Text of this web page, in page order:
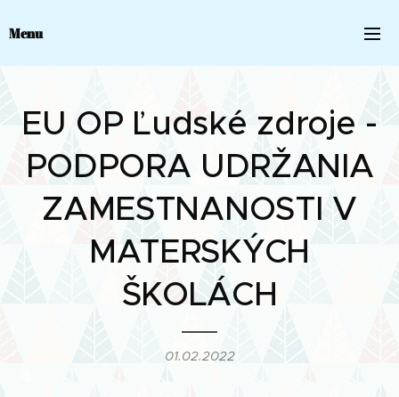
Menu
EU OP Ľudské zdroje -
PODPORA UDRŽANIA
ZAMESTNANOSTI V
MATERSKÝCH
ŠKOLÁCH
01.02.2022